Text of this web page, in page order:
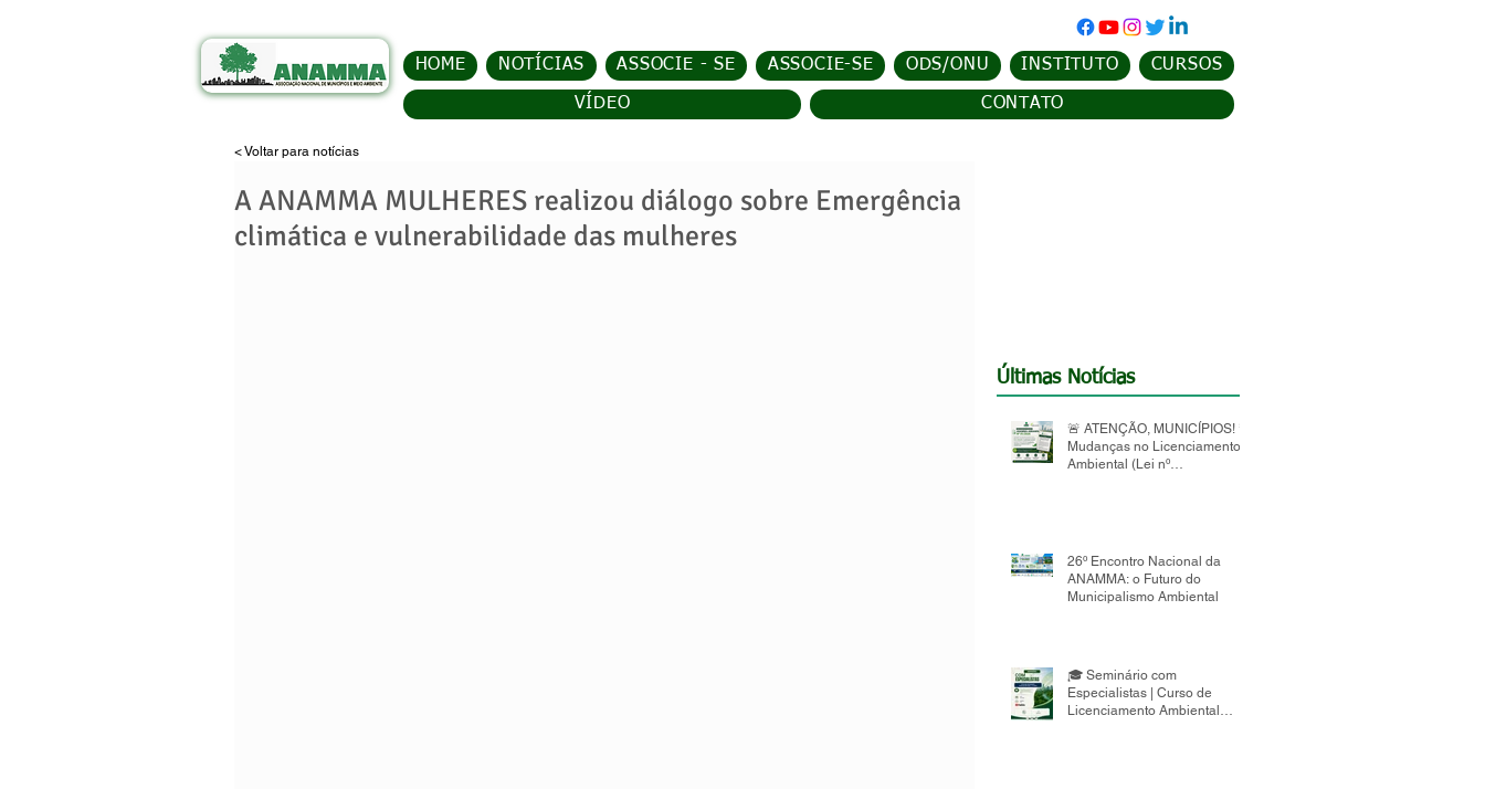
HOME NOTÍCIAS ASSOCIE - SE ASSOCIE-SE ODS/ONU INSTITUTO CURSOS
VÍDEO CONTATO
A ANAMMA MULHERES realizou diálogo sobre Emergência
climática e vulnerabilidade das mulheres
< Voltar para notícias
Últimas Notícias
🚨 ATENÇÃO, MUNICÍPIOS! 🚨
Mudanças no Licenciamento
Ambiental (Lei nº
26º Encontro Nacional da
ANAMMA: o Futuro do
Municipalismo Ambiental
🎓 Seminário com
Especialistas | Curso de
Licenciamento Ambiental